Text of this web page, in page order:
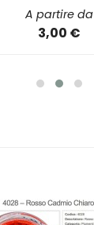
A partire da
3,00 €